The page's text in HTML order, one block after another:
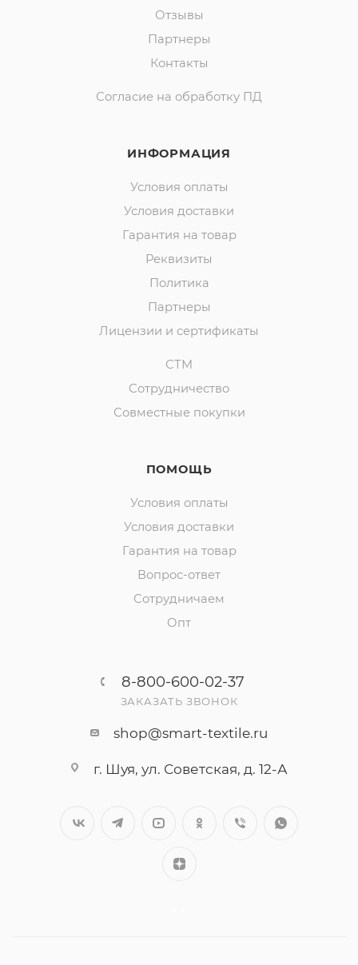
Отзывы
Партнеры
Контакты
Согласие на обработку ПД
ИНФОРМАЦИЯ
Условия оплаты
Условия доставки
Гарантия на товар
Реквизиты
Политика
Партнеры
Лицензии и сертификаты
СТМ
Сотрудничество
Совместные покупки
ПОМОЩЬ
Условия оплаты
Условия доставки
Гарантия на товар
Вопрос-ответ
Сотрудничаем
Опт
8-800-600-02-37
ЗАКАЗАТЬ ЗВОНОК
shop@smart-textile.ru
г. Шуя, ул. Советская, д. 12-А